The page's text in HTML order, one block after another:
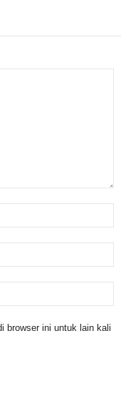
browser ini untuk lain kali